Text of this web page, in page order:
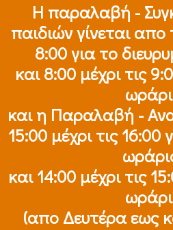
Η παραλαβή -
παιδιών γίνεται απο
8:00 για το
και 8:00 μέχρι τις
και η Παραλαβή -
15:00 μέχρι τις 16:00
και 14:00 μέχρι τις
(απο Δευτέρα εως